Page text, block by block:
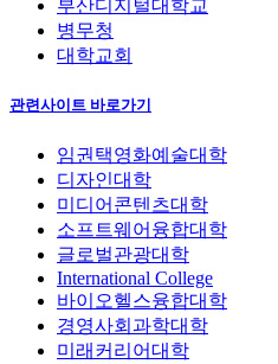
부산디지털대학교
병무청
대학교회
관련사이트 바로가기
임권택영화예술대학
디자인대학
미디어콘텐츠대학
소프트웨어융합대학
글로벌관광대학
International College
바이오헬스융합대학
경영사회과학대학
미래커리어대학